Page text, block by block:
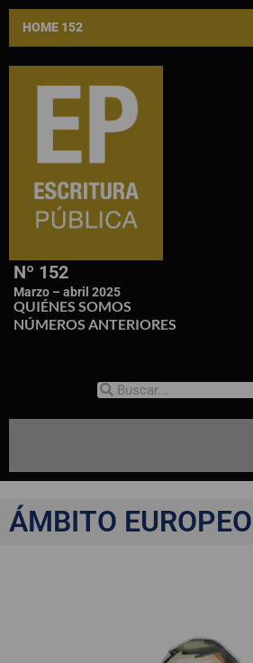
HOME 152
Nº 152
Marzo – abril 2025
QUIÉNES SOMOS
NÚMEROS ANTERIORES
ÁMBITO EUROPEO